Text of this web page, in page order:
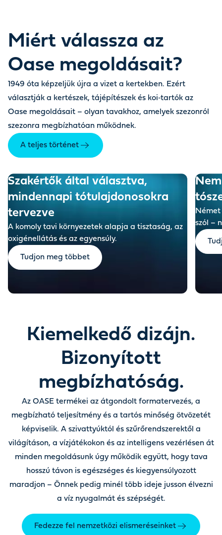
Miért válassza az
Oase megoldásait?
1949 óta képzeljük újra a vizet a kertekben. Ezért
választják a kertészek, tájépítészek és koi‑tartók az
Oase megoldásait – olyan tavakhoz, amelyek szezonról
szezonra megbízhatóan működnek.
A teljes történet
Szakértők által választva,
mindennapi tó­tulajdonosokra
tervezve
A komoly tavi környezetek alapja a tisztaság, az
oxigénellátás és az egyensúly.
Tudjon meg többet
Német
szól –
Kiemelkedő dizájn.
Bizonyított
megbízhatóság.
Az OASE termékei az átgondolt formatervezés, a
megbízható teljesítmény és a tartós minőség ötvözetét
képviselik. A szivattyúktól és szűrőrendszerektől a
világításon, a vízjátékokon és az intelligens vezérlésen át
minden megoldásunk úgy működik együtt, hogy tava
hosszú távon is egészséges és kiegyensúlyozott
maradjon – Önnek pedig minél több ideje jusson élvezni
a víz nyugalmát és szépségét.
Fedezze fel nemzetközi elismeréseinket